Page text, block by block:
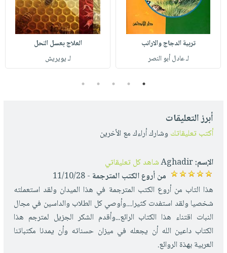
تربية الدجاج والارانب
لـ عادل أبو النصر
العلاج بعسل النحل
لـ يويريش
1
2
3
4
5
أبرز التعليقات
أكتب تعليقاتك وشارك أراءك مع الأخرين
الإسم:Aghadirشاهد كل تعليقاتي
من أروع الكتب المترجمة - 11/10/28
هذا التاب من أروع الكتب المترجمة في هذا الميدان ولقد استعملته
شخصيا ولقد استفدت كثيرا....وأوصي كل الطلاب والداسين في مجال
النبات اقتناء هذا الكتاب الرائع...وأقدم الشكر الجزيل لمترجم هذا
الكتاب داعين الله أن يجعله في ميزان حسناته وأن يمدنا مكتباتنا
العربية بهذة الروائع.